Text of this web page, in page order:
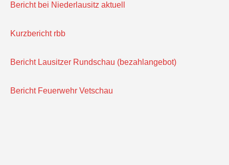
Bericht bei Niederlausitz aktuell
Kurzbericht rbb
Bericht Lausitzer Rundschau (bezahlangebot)
Bericht Feuerwehr Vetschau